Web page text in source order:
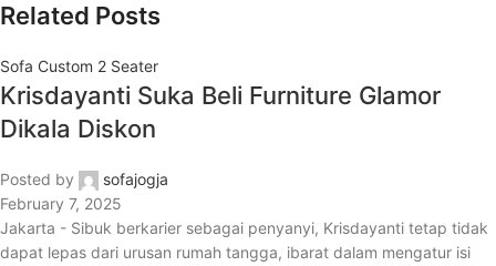
Related Posts
Sofa Custom 2 Seater
Krisdayanti Suka Beli Furniture Glamor
Dikala Diskon
Posted by
sofajogja
February 7, 2025
Jakarta - Sibuk berkarier sebagai penyanyi, Krisdayanti tetap tidak
dapat lepas dari urusan rumah tangga, ibarat dalam mengatur isi